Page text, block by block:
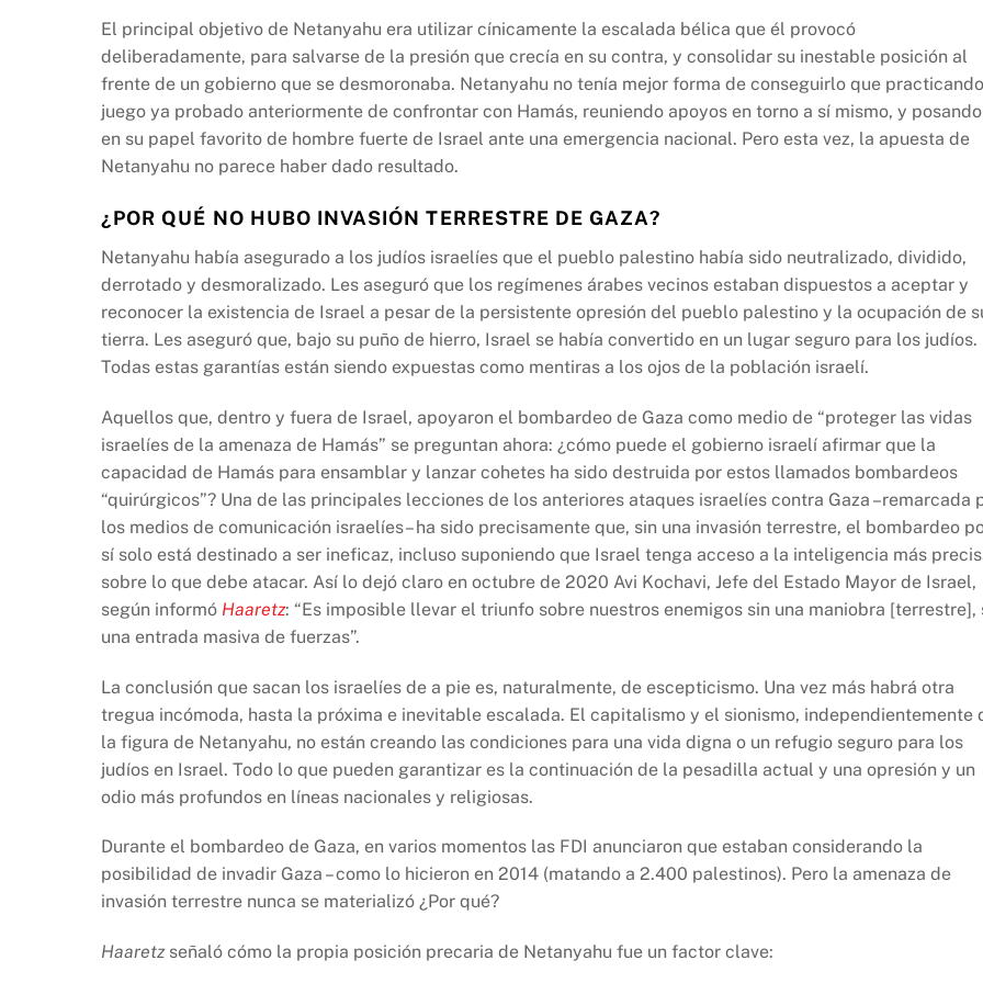
El principal objetivo de Netanyahu era utilizar cínicamente la escalada bélica que él provocó
deliberadamente, para salvarse de la presión que crecía en su contra, y consolidar su inestable posición al
frente de un gobierno que se desmoronaba. Netanyahu no tenía mejor forma de conseguirlo que
juego ya probado anteriormente de confrontar con Hamás, reuniendo apoyos en torno a sí mismo, y posando
en su papel favorito de hombre fuerte de Israel ante una emergencia nacional. Pero esta vez, la apuesta de
Netanyahu no parece haber dado resultado.
¿POR QUÉ NO HUBO INVASIÓN TERRESTRE DE GAZA?
Netanyahu había asegurado a los judíos israelíes que el pueblo palestino había sido neutralizado, dividido,
derrotado y desmoralizado. Les aseguró que los regímenes árabes vecinos estaban dispuestos a aceptar y
reconocer la existencia de Israel a pesar de la persistente opresión del pueblo palestino y la ocupación de
tierra. Les aseguró que, bajo su puño de hierro, Israel se había convertido en un lugar seguro para los judíos.
Todas estas garantías están siendo expuestas como mentiras a los ojos de la población israelí.
Aquellos que, dentro y fuera de Israel, apoyaron el bombardeo de Gaza como medio de “proteger las vidas
israelíes de la amenaza de Hamás” se preguntan ahora: ¿cómo puede el gobierno israelí afirmar que la
capacidad de Hamás para ensamblar y lanzar cohetes ha sido destruida por estos llamados bombardeos
“quirúrgicos”? Una de las principales lecciones de los anteriores ataques israelíes contra Gaza –remarcada
los medios de comunicación israelíes– ha sido precisamente que, sin una invasión terrestre, el bombardeo
sí solo está destinado a ser ineficaz, incluso suponiendo que Israel tenga acceso a la inteligencia más
sobre lo que debe atacar. Así lo dejó claro en octubre de 2020 Avi Kochavi, Jefe del Estado Mayor de Israel,
según informó Haaretz: “Es imposible llevar el triunfo sobre nuestros enemigos sin una maniobra [terrestre],
una entrada masiva de fuerzas”.
La conclusión que sacan los israelíes de a pie es, naturalmente, de escepticismo. Una vez más habrá otra
tregua incómoda, hasta la próxima e inevitable escalada. El capitalismo y el sionismo, independientemente
la figura de Netanyahu, no están creando las condiciones para una vida digna o un refugio seguro para los
judíos en Israel. Todo lo que pueden garantizar es la continuación de la pesadilla actual y una opresión y un
odio más profundos en líneas nacionales y religiosas.
Durante el bombardeo de Gaza, en varios momentos las FDI anunciaron que estaban considerando la
posibilidad de invadir Gaza – como lo hicieron en 2014 (matando a 2.400 palestinos). Pero la amenaza de
invasión terrestre nunca se materializó ¿Por qué?
Haaretzseñaló cómo la propia posición precaria de Netanyahu fue un factor clave: